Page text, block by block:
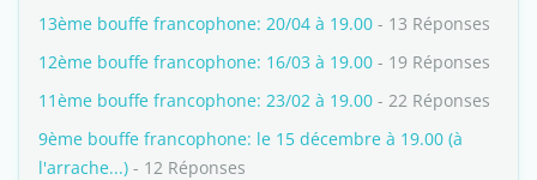
13ème bouffe francophone: 20/04 à 19.00 - 13 Réponses
12ème bouffe francophone: 16/03 à 19.00 - 19 Réponses
11ème bouffe francophone: 23/02 à 19.00 - 22 Réponses
9ème bouffe francophone: le 15 décembre à 19.00 (à
l'arrache...) - 12 Réponses